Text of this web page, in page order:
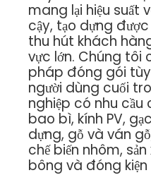
mang lại hiệu suất
cậy, tạo dựng
thu hút khách
vực lớn. Chúng tôi
pháp đóng gói
người dùng cuối
nghiệp có nhu
bao bì, kính PV,
dựng, gỗ và ván
chế biến nhôm,
bông và đóng kiện